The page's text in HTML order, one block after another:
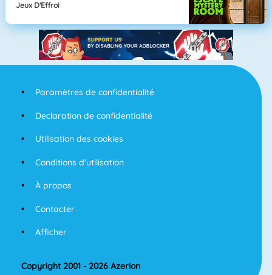
Jeux D'Effroi
Paramètres de confidentialité
Declaration de confidentialité
Utilisation des cookies
Conditions d'utilisation
À propos
Contacter
Afficher
Copyright 2001 - 2026 Azerion